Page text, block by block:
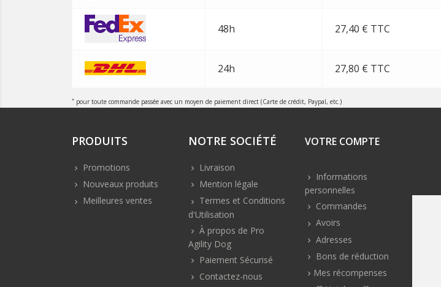
48h 27,40 € TTC
24h 27,80 € TTC
* pour toute commande passée avec un moyen de paiement direct (Carte de crédit, Paypal, etc.)
PRODUITS
Promotions
Nouveaux produits
Meilleures ventes
NOTRE SOCIÉTÉ
Livraison
Mention légale
Termes et Conditions
d'Utilisation
À propos de Pro
Agility Dog
Paiement Sécurisé
Contactez-nous
VOTRE COMPTE
Informations
personnelles
Commandes
Avoirs
Adresses
Bons de réduction
Mes récompenses